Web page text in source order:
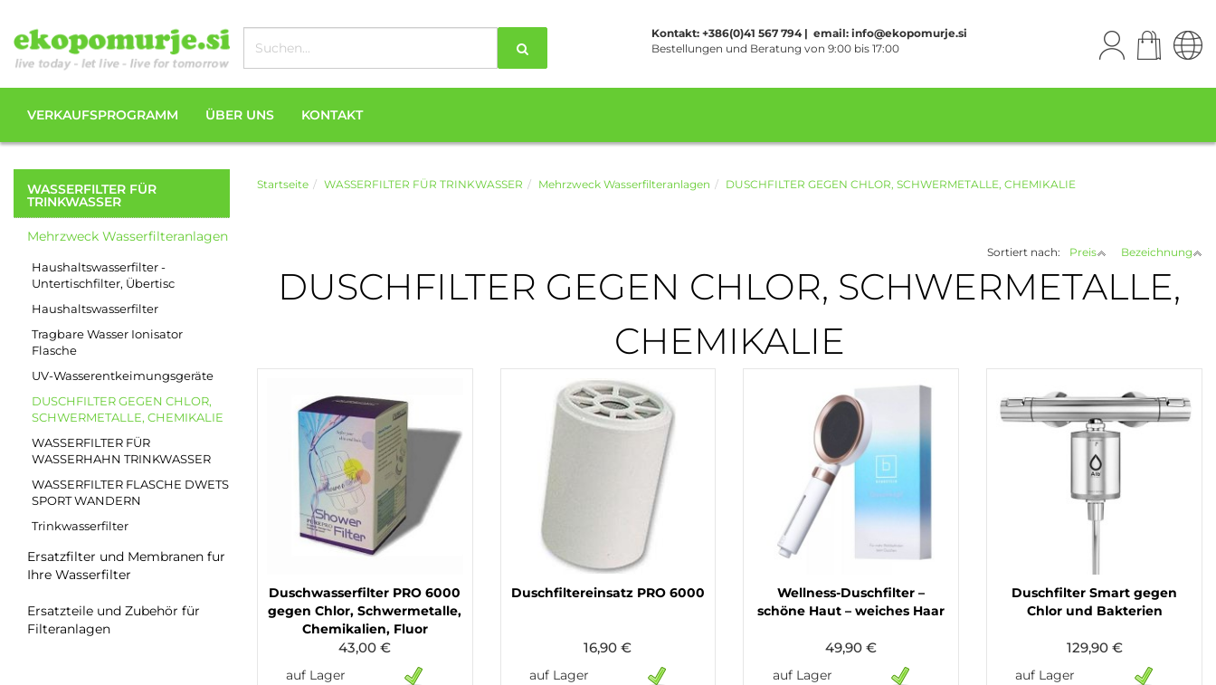
Kontakt: +386(0)41 567 794 | email: info@ekopomurje.si
Bestellungen und Beratung von 9:00 bis 17:00
VERKAUFSPROGRAMM ÜBER UNS KONTAKT
WASSERFILTER FÜR
TRINKWASSER
Mehrzweck Wasserfilteranlagen
Haushaltswasserfilter -
Untertischfilter, Übertisc
Haushaltswasserfilter
Tragbare Wasser Ionisator
Flasche
UV-Wasserentkeimungsgeräte
DUSCHFILTER GEGEN CHLOR,
SCHWERMETALLE, CHEMIKALIE
WASSERFILTER FÜR
WASSERHAHN TRINKWASSER
WASSERFILTER FLASCHE DWETS
SPORT WANDERN
Trinkwasserfilter
Ersatzfilter und Membranen fur
Ihre Wasserfilter
Ersatzteile und Zubehör für
Filteranlagen
Startseite WASSERFILTER FÜR TRINKWASSER Mehrzweck Wasserfilteranlagen DUSCHFILTER GEGEN CHLOR, SCHWERMETALLE, CHEMIKALIE
Sortiert nach: Preis Bezeichnung
DUSCHFILTER GEGEN CHLOR, SCHWERMETALLE,
CHEMIKALIE
Duschwasserfilter PRO 6000
gegen Chlor, Schwermetalle,
Chemikalien, Fluor
43,00 €
auf Lager
Duschfiltereinsatz PRO 6000
16,90 €
auf Lager
Wellness-Duschfilter –
schöne Haut – weiches Haar
49,90 €
auf Lager
Duschfilter Smart gegen
Chlor und Bakterien
129,90 €
auf Lager